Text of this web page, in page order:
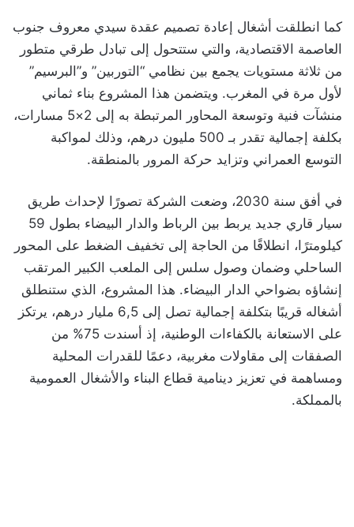
كما انطلقت أشغال إعادة تصميم عقدة سيدي معروف جنوب
العاصمة الاقتصادية، والتي ستتحول إلى تبادل طرقي متطور
من ثلاثة مستويات يجمع بين نظامي “التوربين” و”البرسيم”
لأول مرة في المغرب. ويتضمن هذا المشروع بناء ثماني
منشآت فنية وتوسعة المحاور المرتبطة به إلى 2×5 مسارات،
بكلفة إجمالية تقدر بـ 500 مليون درهم، وذلك لمواكبة
التوسع العمراني وتزايد حركة المرور بالمنطقة.
في أفق سنة 2030، وضعت الشركة تصورًا لإحداث طريق
سيار قاري جديد يربط بين الرباط والدار البيضاء بطول 59
كيلومترًا، انطلاقًا من الحاجة إلى تخفيف الضغط على المحور
الساحلي وضمان وصول سلس إلى الملعب الكبير المرتقب
إنشاؤه بضواحي الدار البيضاء. هذا المشروع، الذي ستنطلق
أشغاله قريبًا بتكلفة إجمالية تصل إلى 6,5 مليار درهم، يرتكز
على الاستعانة بالكفاءات الوطنية، إذ أسندت 75% من
الصفقات إلى مقاولات مغربية، دعمًا للقدرات المحلية
ومساهمة في تعزيز دينامية قطاع البناء والأشغال العمومية
بالمملكة.